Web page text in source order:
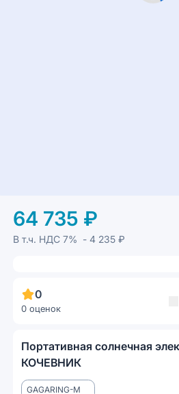
64 735 ₽
В т.ч. НДС7% - 4 235 ₽
0
0 оценок
Портативная солнечная
КОЧЕВНИК
GAGARING-M